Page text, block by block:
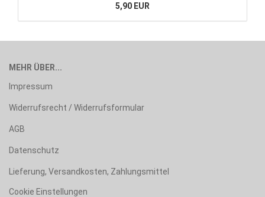
5,90 EUR
MEHR ÜBER...
Impressum
Widerrufsrecht / Widerrufsformular
AGB
Datenschutz
Lieferung, Versandkosten, Zahlungsmittel
Cookie Einstellungen